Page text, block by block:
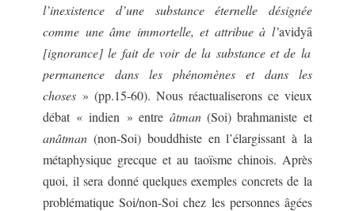
l’inexistence d’une substance éternelle désignée
comme une âme immortelle, et attribue à l’avidyā
[ignorance] le fait de voir de la substance et de la
permanence dans les phénomènes et dans les
choses »(pp.15-60). Nous réactualiserons ce vieux
débat « indien » entre âtman (Soi) brahmaniste et
anâtman (non-Soi) bouddhiste en l’élargissant à la
métaphysique grecque et au taoïsme chinois. Après
quoi, il sera donné quelques exemples concrets de la
problématique Soi/non-Soi chez les personnes âgées